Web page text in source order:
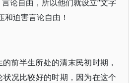
论自由，所以他们就设立“文字
和迫害言论自由！
前半生所处的清末民初时期，
况比较好的时期，因为在这个